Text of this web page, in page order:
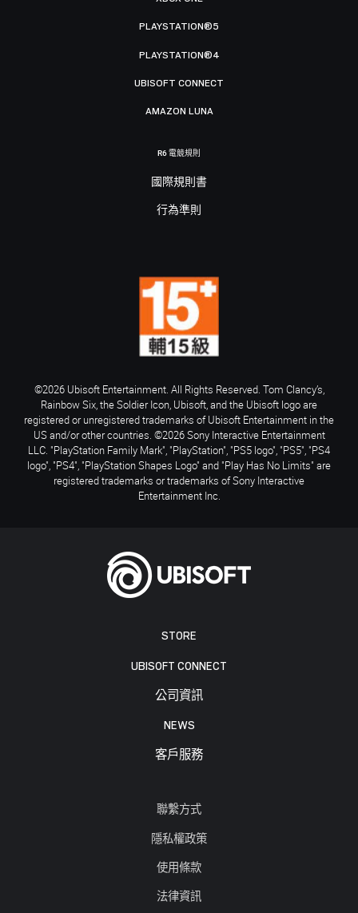
STORE
UBISOFT CONNECT
公司資訊
NEWS
客戶服務
聯繫方式
隱私權政策
使用條款
法律資訊
PLAYSTATION®5
PLAYSTATION®4
UBISOFT CONNECT
AMAZON LUNA
R6 電競規則
國際規則書
行為準則
©2026 Ubisoft Entertainment. All Rights Reserved. Tom Clancy’s,
Rainbow Six, the Soldier Icon, Ubisoft, and the Ubisoft logo are
registered or unregistered trademarks of Ubisoft Entertainment in the
US and/or other countries. ©2026 Sony Interactive Entertainment
LLC. "PlayStation Family Mark", "PlayStation", "PS5 logo", "PS5", "PS4
logo", "PS4", "PlayStation Shapes Logo" and "Play Has No Limits" are
registered trademarks or trademarks of Sony Interactive
Entertainment Inc.